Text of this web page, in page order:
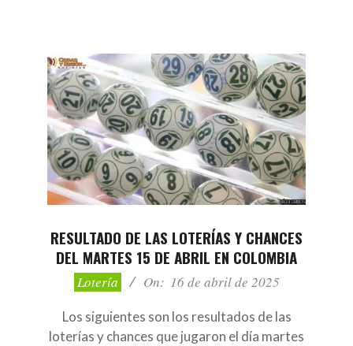
RESULTADO DE LAS LOTERÍAS Y CHANCES
DEL MARTES 15 DE ABRIL EN COLOMBIA
2025-Lotería On: 16 de abril de 2025
Los siguientes son los resultados de las
loterías y chances que jugaron el día martes